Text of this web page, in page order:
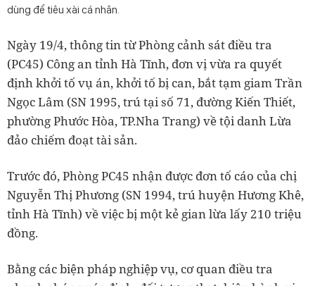
dùng để tiêu xài cá nhân.
Ngày 19/4, thông tin từ Phòng cảnh sát điều tra
(PC45) Công an tỉnh Hà Tĩnh, đơn vị vừa ra quyết
định khởi tố vụ án, khởi tố bị can, bắt tạm giam Trần
Ngọc Lâm (SN 1995, trú tại số 71, đường Kiến Thiết,
phường Phước Hòa, TP.Nha Trang) về tội danh Lừa
đảo chiếm đoạt tài sản.
Trước đó, Phòng PC45 nhận được đơn tố cáo của chị
Nguyễn Thị Phương (SN 1994, trú huyện Hương Khê,
tỉnh Hà Tĩnh) về việc bị một kẻ gian lừa lấy 210 triệu
đồng.
Bằng các biện pháp nghiệp vụ, cơ quan điều tra